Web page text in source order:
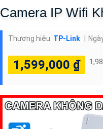
Camera IP Wifi
Thương hiệu: TP-Link
1,599,000 ₫